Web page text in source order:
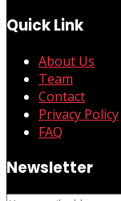
Quick Link
About Us
Team
Contact
Privacy Policy
FAQ
Newsletter